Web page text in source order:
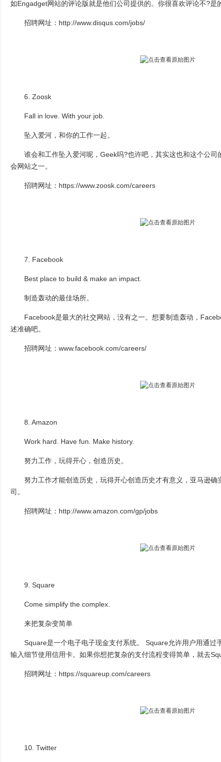
如Engadget网站的评论版就是他们公司提供的。你很喜欢评论不?是
招聘网址：http://www.disqus.com/jobs/
6. Zoosk
Fall in love. With your job.
坠入爱河，和你的工作一起。
谁会和工作坠入爱河呢，Geek吗?也许吧，其实这也和这个公司
会网站之一。
招聘网址：https://www.zoosk.com/careers
7. Facebook
Best place to build & make an impact.
制造轰动的最佳场所。
Facebook是最大的社交网站，没有之一。想要制造轰动，
述准确吧。
招聘网址：www.facebook.com/careers/
8. Amazon
Work hard. Have fun. Make history.
努力工作，玩得开心，创造历史。
努力工作才能创造历史，玩得开心创造历史才有意义，亚马逊确
司。
招聘网址：http://www.amazon.com/gp/jobs
9. Square
Come simplify the complex.
来把复杂变简单
Square是一个电子电子现金支付系统。 Square允许用户用通过
输入细节使用信用卡。如果你想把复杂的支付流程变得简单，就去
招聘网址：https://squareup.com/careers
10. Twitter